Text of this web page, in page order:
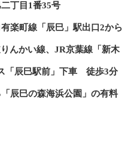
丁目1番35号
楽町線「辰巳」駅出口2から
んかい線、JR京葉線「新木
「辰巳駅前」下車 徒歩3分
辰巳の森海浜公園」の有料